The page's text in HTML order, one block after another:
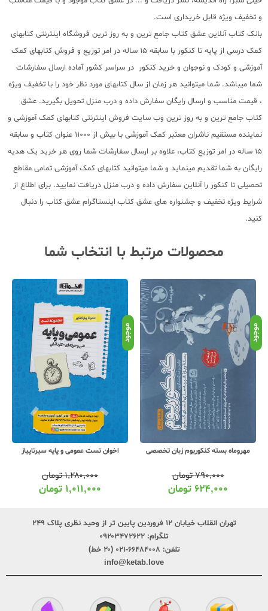
و تخفیف ویژه قابل خریداری است.
بانک کتاب آنلاین عشق کتاب جامع ترین و به روز ترین فروشگاه اینترنتی کتابهای
کمک درسی از پایه تا کنکور با سابقه 15 ساله در امر توزیع و فروش کتابهای کمک
آموزشی و کودک و نوجوان و خرید کنکور در سراسر کشور آماده ارسال سفارشات
شما میباشد. شما میتوانید هر زمان از سال کتابهای مورد نظر خود را با تخفیف ویژه
، قیمت مناسب و ارسال رایگان سفارش داده و درب منزل تحویل بگیرید. عشق
کتاب جامع ترین و به روز ترین وب سایت فروش اینترنتی کتابهای کمک آموزشی و
نماینده مستقیم ناشران معتبر کمک آموزشی با بیش از 11000 عنوان کتاب و سابقه
15 ساله در امر توزیع کتاب، علاوه بر ارسال سفارشات شما روی هر خرید یک هدیه
رایگان به شما تقدیم مینماید و شما میتوانید کتابهای کمک آموزشی تمامی مقاطع
تحصیلی تا کنکور را آنلاین سفارش داده و درب منزل دریافت نمایید. برای اطلاع از
شرایط ویژه تخفیف و جشنواره های عشق کتاب اینستاگرام عشق کتاب را دنبال
کنید.
محصولات مرتبط با انتخاب شما
موجود
مهروماه بسته کنکوریوم زبان تخصصی
۷۹۰,۰۰۰تومان
۶۲۴,۰۰۰ تومان
موجود
اخوان تست عمومی و پایه سیرتاپیاز
۱,۲۸۰,۰۰۰تومان
۱,۰۱۱,۰۰۰ تومان
تهران انقلاب خیابان ۱۲ فروردین پایین تر از وحید نظری پلاک ۲۴۹
تلگرام: ۰۹۲۰۳۴۷۲۶۲۲
تلفن: ۶۶۴۸۴۰۰۸-۰۲۱ (۲۰ خط)
info@ketab.love